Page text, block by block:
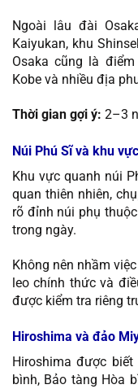
Ngoài lâu đài
Kaiyukan, khu
Osaka cũng là
Kobe và nhiều địa
Thời gian gợi ý: 2–3
Núi Phú Sĩ và khu
Khu vực quanh núi
quan thiên nhiên,
rõ đỉnh núi phụ
trong ngày.
Không nên nhầm
leo chính thức và
được kiểm tra riêng
Hiroshima và đảo
Hiroshima được
bình, Bảo tàng Hòa